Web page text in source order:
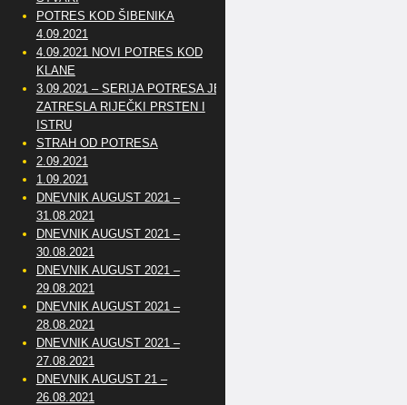
POTRES KOD ŠIBENIKA
4.09.2021
4.09.2021 NOVI POTRES KOD
KLANE
3.09.2021 – SERIJA POTRESA JE
ZATRESLA RIJEČKI PRSTEN I
ISTRU
STRAH OD POTRESA
2.09.2021
1.09.2021
DNEVNIK AUGUST 2021 –
31.08.2021
DNEVNIK AUGUST 2021 –
30.08.2021
DNEVNIK AUGUST 2021 –
29.08.2021
DNEVNIK AUGUST 2021 –
28.08.2021
DNEVNIK AUGUST 2021 –
27.08.2021
DNEVNIK AUGUST 21 –
26.08.2021